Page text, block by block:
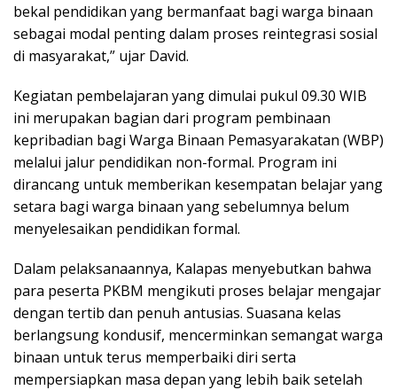
bekal pendidikan yang bermanfaat bagi warga binaan
sebagai modal penting dalam proses reintegrasi sosial
di masyarakat,” ujar David.
Kegiatan pembelajaran yang dimulai pukul 09.30 WIB
ini merupakan bagian dari program pembinaan
kepribadian bagi Warga Binaan Pemasyarakatan (WBP)
melalui jalur pendidikan non-formal. Program ini
dirancang untuk memberikan kesempatan belajar yang
setara bagi warga binaan yang sebelumnya belum
menyelesaikan pendidikan formal.
Dalam pelaksanaannya, Kalapas menyebutkan bahwa
para peserta PKBM mengikuti proses belajar mengajar
dengan tertib dan penuh antusias. Suasana kelas
berlangsung kondusif, mencerminkan semangat warga
binaan untuk terus memperbaiki diri serta
mempersiapkan masa depan yang lebih baik setelah